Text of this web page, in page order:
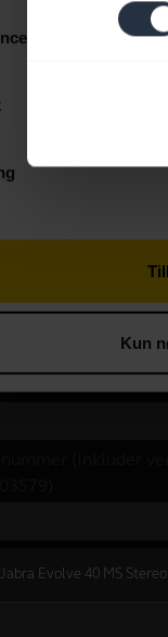
Jabra Evolve 40 MS Stereo